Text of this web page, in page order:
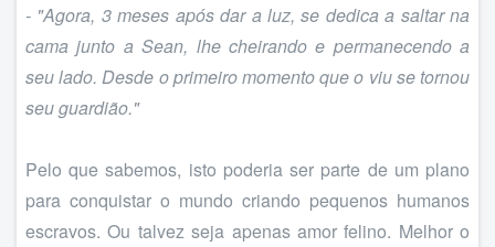
- "Agora, 3 meses após dar a luz, se dedica a saltar na
cama junto a Sean, lhe cheirando e permanecendo a
seu lado. Desde o primeiro momento que o viu se tornou
seu guardião."
Pelo que sabemos, isto poderia ser parte de um plano
para conquistar o mundo criando pequenos humanos
escravos. Ou talvez seja apenas amor felino. Melhor o